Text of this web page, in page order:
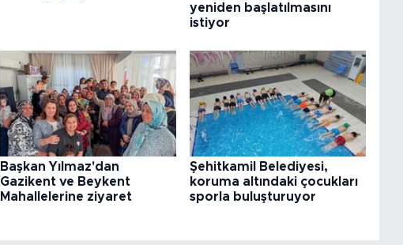
yeniden başlatılmasını
istiyor
Başkan Yılmaz'dan
Gazikent ve Beykent
Mahallelerine ziyaret
Şehitkamil Belediyesi,
koruma altındaki çocukları
sporla buluşturuyor